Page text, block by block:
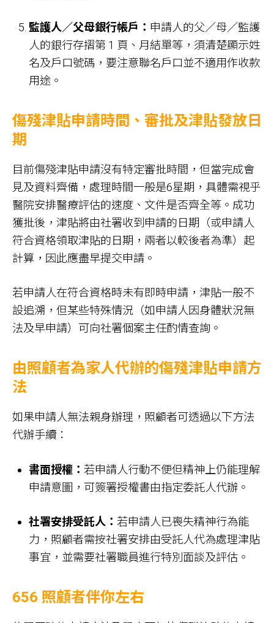
監護人／父母銀行帳戶： 申請人的父／母／監護
人的銀行存摺第 1 頁、月結單等，須清楚顯示姓
名及戶口號碼，要注意聯名戶口並不適用作收款
用途。
傷殘津貼申請時間、審批及津貼發放日
期
目前傷殘津貼申請沒有特定審批時間，但當完成會
見及資料齊備，處理時間一般是6星期，具體需視乎
醫院安排醫療評估的速度、文件是否齊全等。成功
獲批後，津貼將由社署收到申請的日期（或申請人
符合資格領取津貼的日期，兩者以較後者為準）起
計算，因此應盡早提交申請。
若申請人在符合資格時未有即時申請，津貼一般不
設追溯，但某些特殊情況（如申請人因身體狀況無
法及早申請）可向社署個案主任酌情查詢。
由照顧者為家人代辦的傷殘津貼申請方
法
如果申請人無法親身辦理，照顧者可透過以下方法
代辦手續：
書面授權： 若申請人行動不便但精神上仍能理解
申請意圖，可簽署授權書由指定委託人代辦。
社署安排受託人： 若申請人已喪失精神行為能
力，照顧者需按社署安排由受託人代為處理津貼
事宜，並需要社署職員進行特別面談及評估。
656 照顧者伴你左右